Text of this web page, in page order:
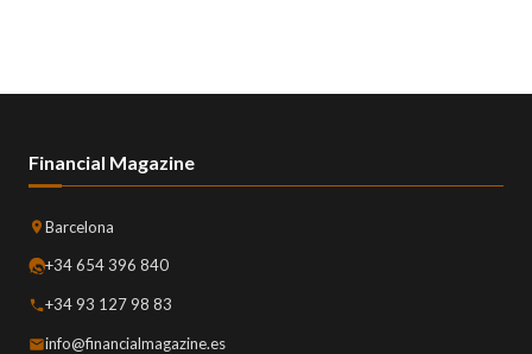
Financial Magazine
Barcelona
+34 654 396 840
+34 93 127 98 83
info@financialmagazine.es